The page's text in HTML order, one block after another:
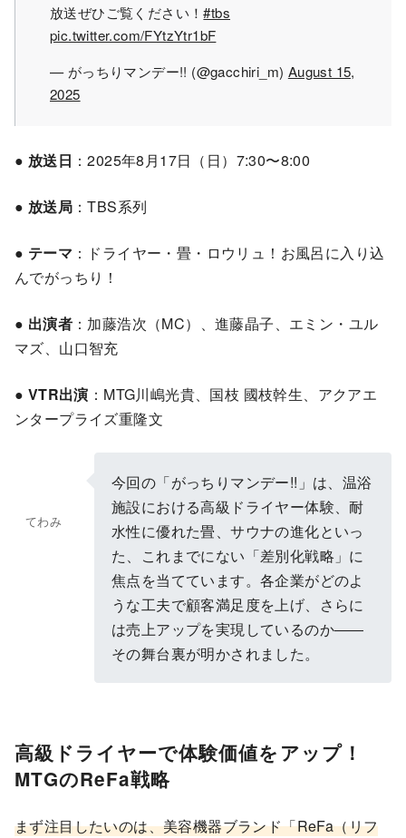
放送ぜひご覧ください！#tbs
pic.twitter.com/FYtzYtr1bF
— がっちりマンデー!! (@gacchiri_m) August 15,
2025
● 放送日 ：2025年8月17日（日）7:30〜8:00
● 放送局 ：TBS系列
● テーマ ：ドライヤー・畳・ロウリュ！お風呂に入り込
んでがっちり！
● 出演者 ：加藤浩次（MC）、進藤晶子、エミン・ユル
マズ、山口智充
● VTR出演 ：MTG川嶋光貴、国枝 國枝幹生、アクアエ
ンタープライズ重隆文
てわみ
今回の「がっちりマンデー!!」は、温浴
施設における高級ドライヤー体験、耐
水性に優れた畳、サウナの進化といっ
た、これまでにない「差別化戦略」に
焦点を当てています。各企業がどのよ
うな工夫で顧客満足度を上げ、さらに
は売上アップを実現しているのか――
その舞台裏が明かされました。
高級ドライヤーで体験価値をアップ！
MTGのReFa戦略
まず注目したいのは、美容機器ブランド「ReFa（リフ